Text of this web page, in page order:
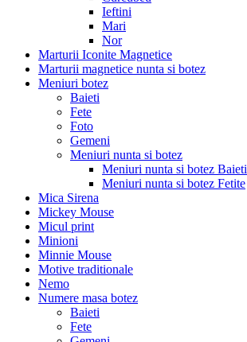
Ieftini
Mari
Nor
Marturii Iconite Magnetice
Marturii magnetice nunta si botez
Meniuri botez
Baieti
Fete
Foto
Gemeni
Meniuri nunta si botez
Meniuri nunta si botez Baieti
Meniuri nunta si botez Fetite
Mica Sirena
Mickey Mouse
Micul print
Minioni
Minnie Mouse
Motive traditionale
Nemo
Numere masa botez
Baieti
Fete